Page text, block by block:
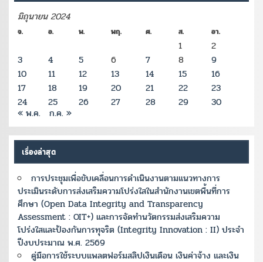
มิถุนายน 2024
จ. อ. พ. พฤ. ศ. ส. อา.
1
2
3
4 5 6 7 8
9
10
11 12 13 14 15
16
17
18 19 20 21 22
23
24
25 26 27 28 29 30
« พ.ค. ก.ค. »
เรื่องล่าสุด
การประชุมเพื่อขับเคลื่อนการดำเนินงานตามแนวทางการ
ประเมินระดับการส่งเสริมความโปร่งใสในสำนักงานเขตพื้นที่การ
ศึกษา (Open Data Integrity and Transparency
Assessment : OIT+) และการจัดทำนวัตกรรมส่งเสริมความ
โปร่งใสและป้องกันการทุจริต (Integrity Innovation : II) ประจำ
ปีงบประมาณ พ.ศ. 2569
คู่มือการใช้ระบบแพลตฟอร์มสลิปเงินเดือน เงินค่าจ้าง และเงิน